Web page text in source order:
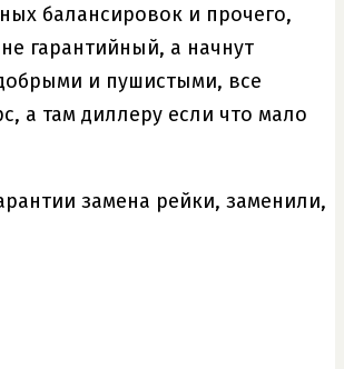
балансировок и прочего,
гарантийный, а начнут
и пушистыми, все
а там диллеру если что мало
замена рейки, заменили,